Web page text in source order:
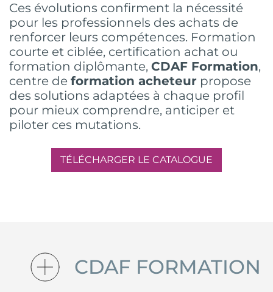
Ces évolutions confirment la nécessité
pour les professionnels des achats de
renforcer leurs compétences. Formation
courte et ciblée, certification achat ou
formation diplômante, CDAF Formation,
centre de formation acheteur propose
des solutions adaptées à chaque profil
pour mieux comprendre, anticiper et
piloter ces mutations.
TÉLÉCHARGER LE CATALOGUE
CDAF FORMATION